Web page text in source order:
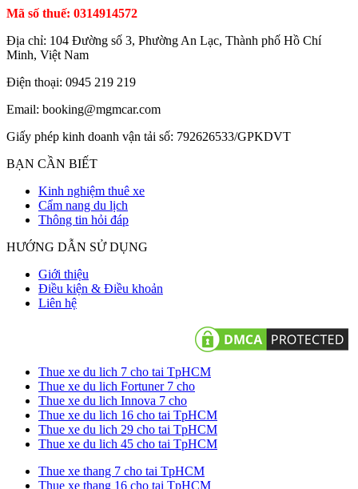
Mã số thuế: 0314914572
Địa chỉ: 104 Đường số 3, Phường An Lạc, Thành phố Hồ Chí
Minh, Việt Nam
Điện thoại: 0945 219 219
Email: booking@mgmcar.com
Giấy phép kinh doanh vận tải số: 792626533/GPKDVT
BẠN CẦN BIẾT
Kinh nghiệm thuê xe
Cẩm nang du lịch
Thông tin hỏi đáp
HƯỚNG DẪN SỬ DỤNG
Giới thiệu
Điều kiện & Điều khoản
Liên hệ
Thue xe du lich 7 cho tai TpHCM
Thue xe du lich Fortuner 7 cho
Thue xe du lich Innova 7 cho
Thue xe du lich 16 cho tai TpHCM
Thue xe du lich 29 cho tai TpHCM
Thue xe du lich 45 cho tai TpHCM
Thue xe thang 7 cho tai TpHCM
Thue xe thang 16 cho tai TpHCM